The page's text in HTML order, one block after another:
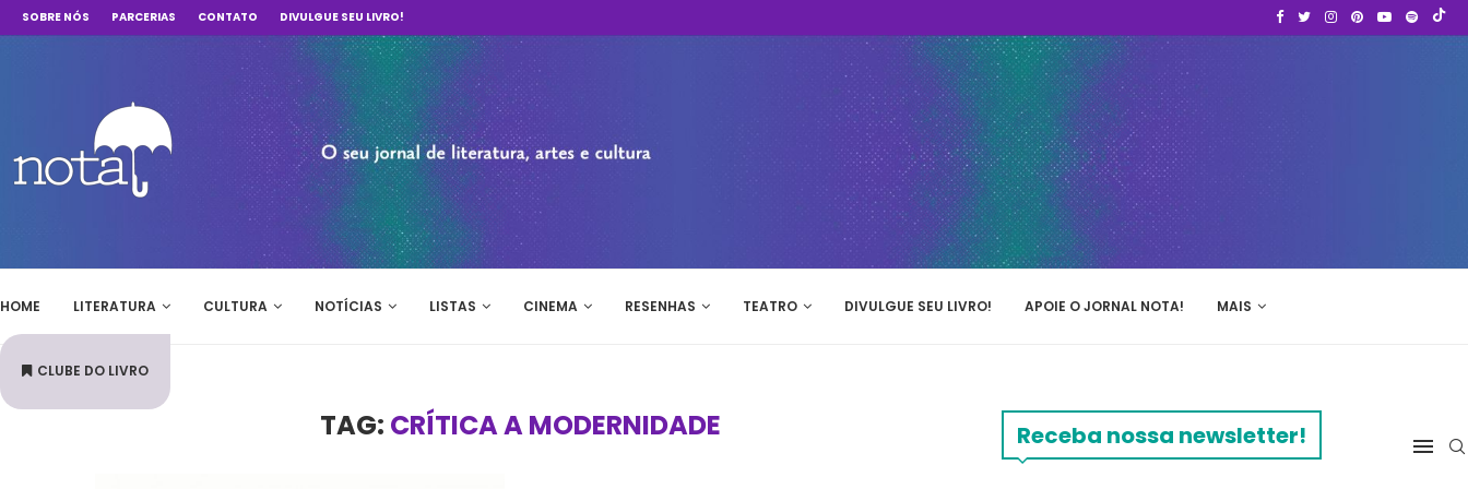
SOBRE NÓS PARCERIAS CONTATO DIVULGUE SEU LIVRO!
HOME LITERATURA CULTURA NOTÍCIAS LISTAS CINEMA RESENHAS TEATRO DIVULGUE SEU LIVRO! APOIE O JORNAL NOTA! MAIS
CLUBE DO LIVRO
TAG: CRÍTICA A MODERNIDADE Receba nossa newsletter!